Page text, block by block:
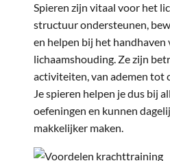
Spieren zijn vitaal voor het
structuur ondersteunen,
en helpen bij het handhaven
lichaamshouding. Ze zijn
activiteiten, van ademen tot
Je spieren helpen je dus bij
oefeningen en kunnen
makkelijker maken.